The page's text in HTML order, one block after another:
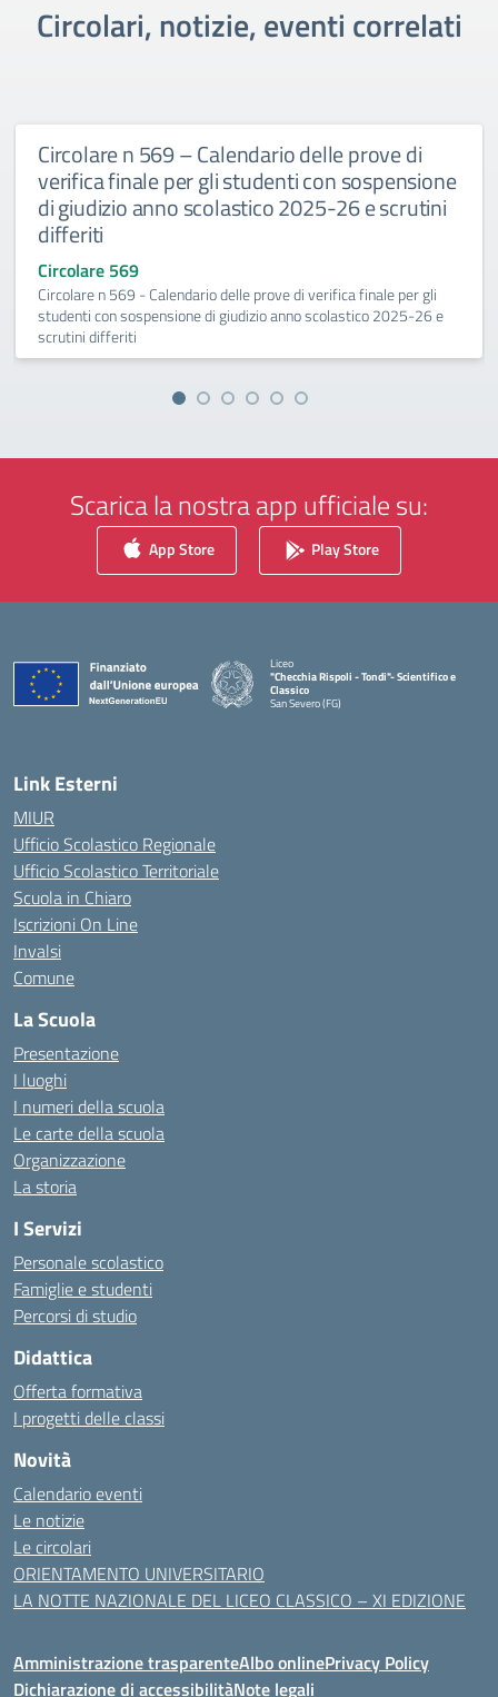
Circolari, notizie, eventi correlati
Circolare n 569 – Calendario delle prove di
verifica finale per gli studenti con sospensione
di giudizio anno scolastico 2025-26 e scrutini
differiti
Circolare 569
Circolare n 569 - Calendario delle prove di verifica finale per gli
studenti con sospensione di giudizio anno scolastico 2025-26 e
scrutini differiti
Scarica la nostra app ufficiale su:
App Store Play Store
Liceo
"Checchia Rispoli - Tondi"- Scientifico e
Classico
San Severo (FG)
Link Esterni
MIUR
Ufficio Scolastico Regionale
Ufficio Scolastico Territoriale
Scuola in Chiaro
Iscrizioni On Line
Invalsi
Comune
La Scuola
Presentazione
I luoghi
I numeri della scuola
Le carte della scuola
Organizzazione
La storia
I Servizi
Personale scolastico
Famiglie e studenti
Percorsi di studio
Didattica
Offerta formativa
I progetti delle classi
Novità
Calendario eventi
Le notizie
Le circolari
ORIENTAMENTO UNIVERSITARIO
LA NOTTE NAZIONALE DEL LICEO CLASSICO – XI EDIZIONE
Amministrazione trasparenteAlbo onlinePrivacy Policy
Dichiarazione di accessibilitàNote legali